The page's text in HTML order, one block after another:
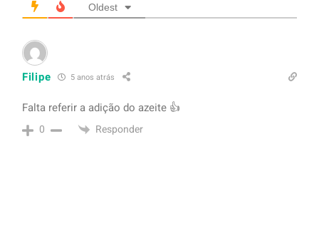
Oldest
Filipe 5 anos atrás
Falta referir a adição do azeite 👍
0 Responder